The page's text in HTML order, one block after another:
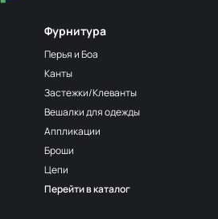
Фурнитура
Перья и Боа
Канты
Застежки/Клеванты
Вешалки для одежды
Аппликации
Броши
Цепи
Перейти в каталог